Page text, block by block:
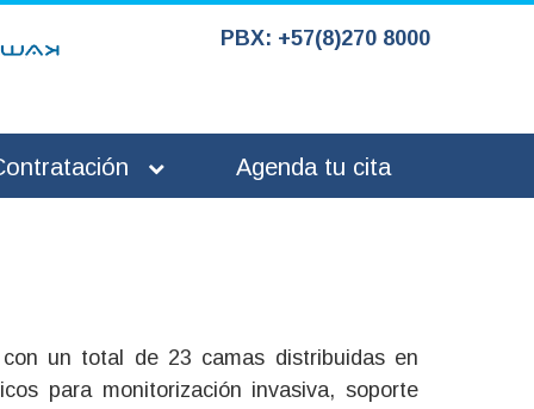
PBX: +57(8)270 8000
Agenda tu cita
un total de 23 camas distribuidas en
para monitorización invasiva, soporte